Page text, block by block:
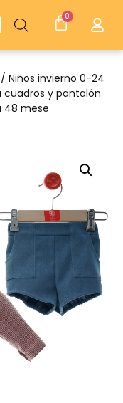
0
/ Niños invierno 0-24
y pantalón
48 mese